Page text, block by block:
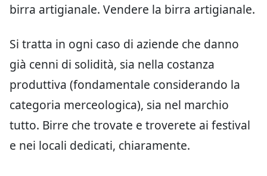
birra artigianale. Vendere la birra artigianale.
Si tratta in ogni caso di aziende che danno
già cenni di solidità, sia nella costanza
produttiva (fondamentale considerando la
categoria merceologica), sia nel marchio
tutto. Birre che trovate e troverete ai festival
e nei locali dedicati, chiaramente.